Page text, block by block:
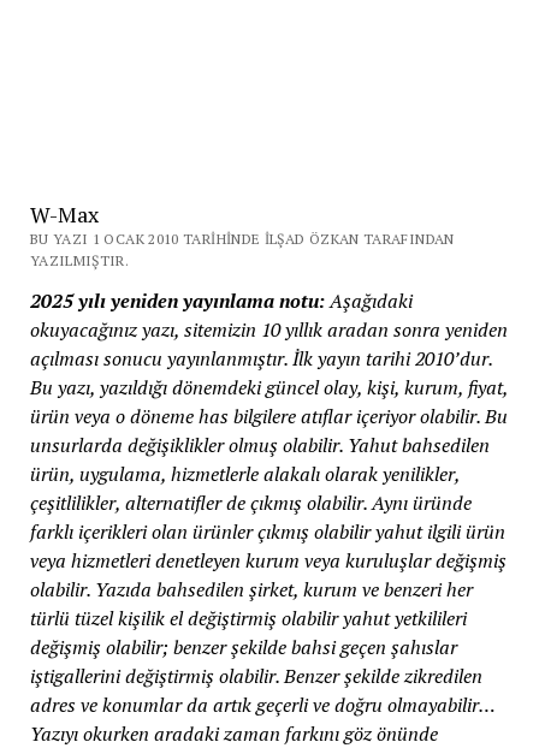
W-Max
BU YAZI 1 OCAK 2010 TARIHINDE İLŞAD ÖZKAN TARAFINDAN
YAZILMIŞTIR.
2025 yılı yeniden yayınlama notu:Aşağıdaki
okuyacağınız yazı, sitemizin 10 yıllık aradan sonra yeniden
açılması sonucu yayınlanmıştır. İlk yayın tarihi 2010’dur.
Bu yazı, yazıldığı dönemdeki güncel olay, kişi, kurum, fiyat,
ürün veya o döneme has bilgilere atıflar içeriyor olabilir. Bu
unsurlarda değişiklikler olmuş olabilir. Yahut bahsedilen
ürün, uygulama, hizmetlerle alakalı olarak yenilikler,
çeşitlilikler, alternatifler de çıkmış olabilir. Aynı üründe
farklı içerikleri olan ürünler çıkmış olabilir yahut ilgili ürün
veya hizmetleri denetleyen kurum veya kuruluşlar değişmiş
olabilir. Yazıda bahsedilen şirket, kurum ve benzeri her
türlü tüzel kişilik el değiştirmiş olabilir yahut yetkilileri
değişmiş olabilir; benzer şekilde bahsi geçen şahıslar
iştigallerini değiştirmiş olabilir. Benzer şekilde zikredilen
adres ve konumlar da artık geçerli ve doğru olmayabilir…
Yazıyı okurken aradaki zaman farkını göz önünde